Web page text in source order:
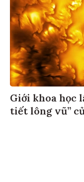
Giới khoa học
tiết lông vũ”